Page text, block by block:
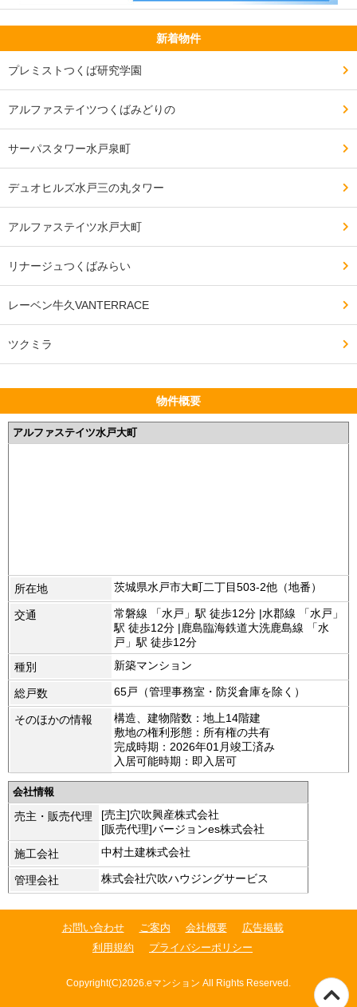
新着物件
プレミストつくば研究学園
アルファステイツつくばみどりの
サーパスタワー水戸泉町
デュオヒルズ水戸三の丸タワー
アルファステイツ水戸大町
リナージュつくばみらい
レーベン牛久VANTERRACE
ツクミラ
物件概要
アルファステイツ水戸大町
所在地 茨城県水戸市大町二丁目503-2他（地番）
交通
常磐線 「水戸」駅 徒歩12分 |水郡線 「水戸」
駅 徒歩12分 |鹿島臨海鉄道大洗鹿島線 「水
戸」駅 徒歩12分
種別
新築マンション
総戸数 65戸（管理事務室・防災倉庫を除く）
そのほかの情報
構造、建物階数：地上14階建
敷地の権利形態：所有権の共有
完成時期：2026年01月竣工済み
入居可能時期：即入居可
会社情報
売主・販売代理
[売主]穴吹興産株式会社
[販売代理]バージョンes株式会社
施工会社
中村土建株式会社
管理会社 株式会社穴吹ハウジングサービス
お問い合わせ ご案内 会社概要
広告掲載
利用規約
プライバシーポリシー
Copyright(C)2026.eマンション All Rights Reserved.